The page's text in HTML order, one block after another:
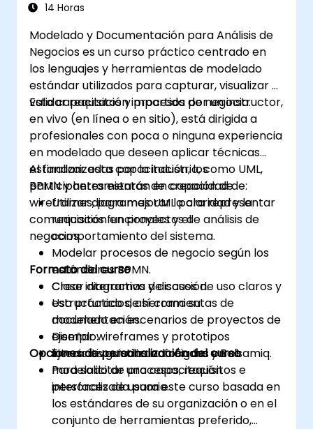
14 Horas
Modelado y Documentación para Análisis de
Negocios es un curso práctico centrado en
los lenguajes y herramientas de modelado
estándar utilizados para capturar, visualizar y
validar requisitos y procesos de negocio.
Esta capacitación impartida por un instructor,
en vivo (en línea o en sitio), está dirigida a
profesionales con poca o ninguna experiencia
en modelado que deseen aplicar técnicas
estandarizadas por la industria, como UML,
BPMN y herramientas de creación de
wireframes, para mejorar la claridad y la
comunicación en proyectos de análisis de
negocios.
Al finalizar esta capacitación, los
participantes estarán en capacidad de:
Utilizar diagramas UML para representar
requisitos funcionales y el
comportamiento del sistema.
Modelar procesos de negocio según los
estándares BPMN.
Crear diagramas de casos de uso claros y
estructurados, así como su
documentación.
Diseñar wireframes y prototipos
interactivos utilizando Figma y Balsamiq.
Formato del curso
Clase interactiva y discusión.
Uso práctico de herramientas de
modelado en escenarios de proyectos de
ejemplo.
Ejercicios guiados enfocados en el
modelado de procesos, requisitos e
interfaces de usuario.
Opciones de personalización del curso
Para solicitar una capacitación
personalizada para este curso basada en
los estándares de su organización o en el
conjunto de herramientas preferido,